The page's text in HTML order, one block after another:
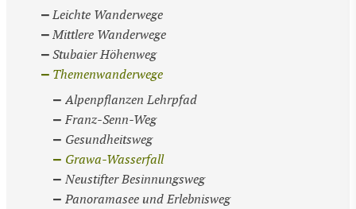
Leichte Wanderwege
Mittlere Wanderwege
Stubaier Höhenweg
Themenwanderwege
Alpenpflanzen Lehrpfad
Franz-Senn-Weg
Gesundheitsweg
Grawa-Wasserfall
Neustifter Besinnungsweg
Panoramasee und Erlebnisweg